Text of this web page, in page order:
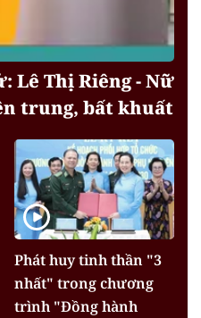
Lê Thị Riêng - Nữ
trung, bất khuất
Phát huy tinh thần "3
nhất" trong chương
trình "Đồng hành